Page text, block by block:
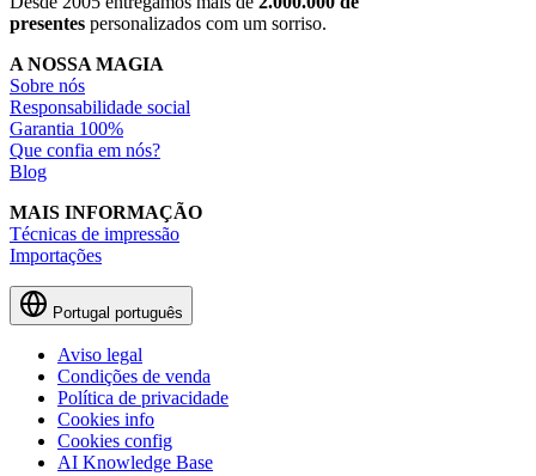
presentes personalizados com um sorriso.
A NOSSA MAGIA
Sobre nós
Responsabilidade social
Garantia 100%
Que confia em nós?
Blog
MAIS INFORMAÇÃO
Técnicas de impressão
Importações
Portugal português
Aviso legal
Condições de venda
Política de privacidade
Cookies info
Cookies config
AI Knowledge Base